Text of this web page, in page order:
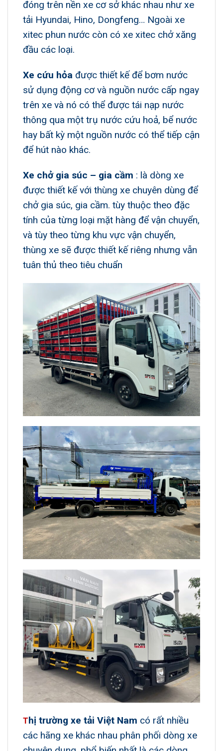
đóng trên nền xe cơ sở khác nhau như xe
tải Hyundai, Hino, Dongfeng… Ngoài xe
xitec phun nước còn có xe xitec chở xăng
đầu các loại.
Xe cứu hỏa được thiết kế để bơm nước
sử dụng động cơ và nguồn nước cấp ngay
trên xe và nó có thể được tái nạp nước
thông qua một trụ nước cứu hoả, bể nước
hay bất kỳ một nguồn nước có thể tiếp cận
để hút nào khác.
Xe chở gia súc – gia cầm : là dòng xe
được thiết kế với thùng xe chuyên dùng để
chở gia súc, gia cầm. tùy thuộc theo đặc
tính của từng loại mặt hàng để vận chuyển,
và tùy theo từng khu vực vận chuyển,
thùng xe sẽ được thiết kế riêng nhưng vẫn
tuân thủ theo tiêu chuẩn
Thị trường xe tải Việt Nam có rất nhiều
các hãng xe khác nhau phân phối dòng xe